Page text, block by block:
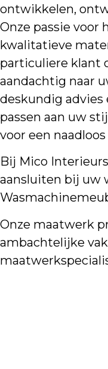
ontwikkelen,
Onze passie
kwalitatieve
particuliere klant
aandachtig naar
deskundig
passen aan uw
voor een
Bij Mico
aansluiten bij uw
Onze maatwerk
ambachtelijke